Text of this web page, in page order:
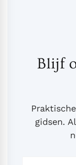
Blijf
gidsen.